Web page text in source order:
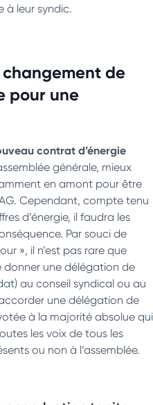
à leur syndic.
de
pour une
contrat d’énergie
générale, mieux
en amont pour être
Cependant, compte tenu
d’énergie, il faudra les
Par souci de
», il n’est pas rare que
donner une délégation de
au conseil syndical ou au
une délégation de
à la majorité absolue qui
les voix de tous les
ou non à l’assemblée.